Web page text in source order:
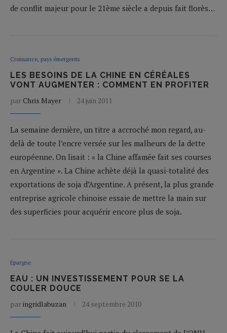
de conflit majeur pour le 21ème siècle a depuis fait florès…
Croissance, pays émergents
LES BESOINS DE LA CHINE EN CÉRÉALES
VONT AUGMENTER : COMMENT EN PROFITER
parChris Mayer 24 juin 2011
La semaine dernière, un titre a accroché mon regard, au-
delà de toute l’encre versée sur les malheurs de la dette
européenne. On lisait : « la Chine affamée fait ses courses
en Argentine ». La Chine achète déjà la quasi-totalité des
exportations de soja d’Argentine. A présent, la plus grande
entreprise agricole chinoise essaie de mettre la main sur
des superficies pour acquérir encore plus de soja.
Epargne
EAU : UN INVESTISSEMENT POUR SE LA
COULER DOUCE
paringridlabuzan 24 septembre 2010